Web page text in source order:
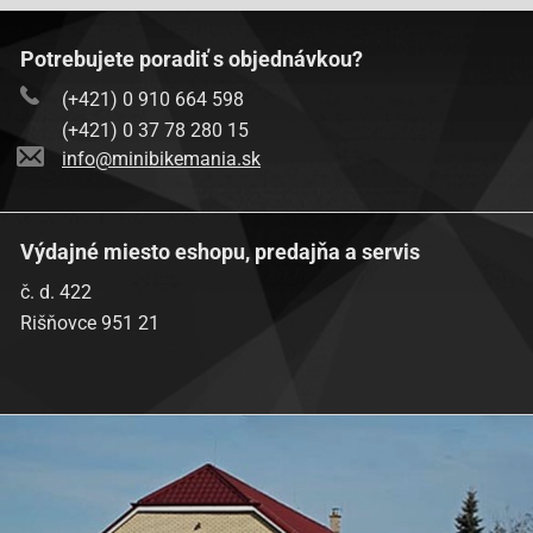
Baotian BT49QT-9R3-
Baotian-BT49QT-9S1
Baotian-BT49QT-9S3
Benzhou-City Star (YY50QT)
Buffalo Wind 50
Potrebujete poradiť s objednávkou?
(+421) 0 910 664 598
(+421) 0 37 78 280 15
info@minibikemania.sk
Výdajné miesto eshopu, predajňa a servis
č. d. 422
Rišňovce 951 21